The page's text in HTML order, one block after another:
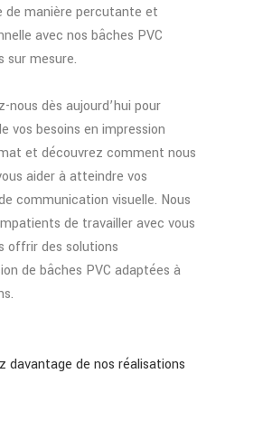
de manière percutante et
avec nos bâches PVC
sur mesure.
nous dès aujourd’hui pour
vos besoins en impression
et découvrez comment nous
aider à atteindre vos
communication visuelle. Nous
de travailler avec vous
offrir des solutions
de bâches PVC adaptées à
davantage de nos réalisations